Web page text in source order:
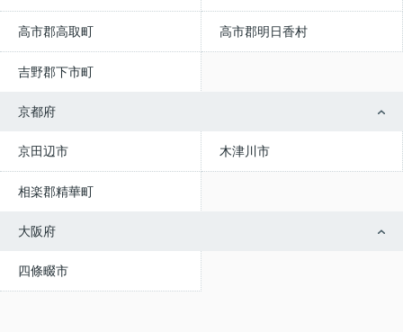
高市郡高取町 高市郡明日香村
吉野郡下市町
京都府
京田辺市 木津川市
相楽郡精華町
大阪府
四條畷市